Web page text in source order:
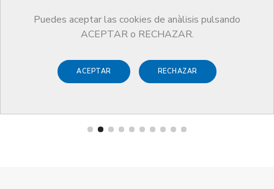
Puedes aceptar las cookies de anàlisis pulsando
ACEPTAR o RECHAZAR.
ACEPTAR RECHAZAR